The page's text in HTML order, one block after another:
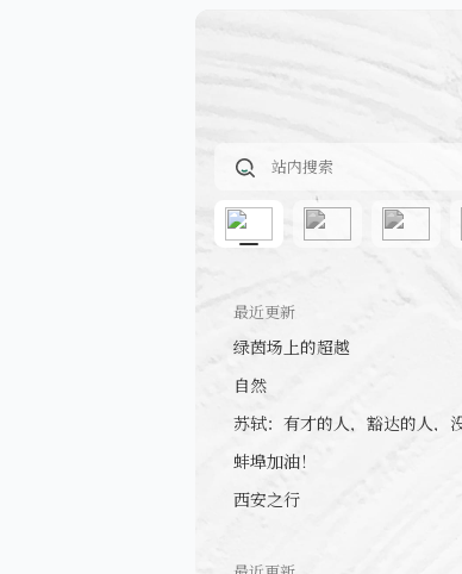
最近更新
绿茵场上的超越
自然
蚌埠加油！
西安之行
最近更新